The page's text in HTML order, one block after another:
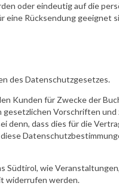
oder eindeutig auf die
eine Rücksendung geeignet
des Datenschutzgesetzes.
Kunden für Zwecke der
Vorschriften und
denn, dass dies für die
Südtirol, wie
widerrufen werden.